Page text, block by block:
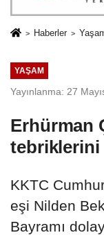
Haberler
YAŞAM
Yayınlanma: 27
Erhürman
tebriklerini
KKTC
eşi Nilden
Bayramı